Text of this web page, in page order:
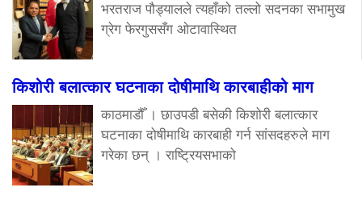
भरतराज पौड्यालले त्यहाँको तल्लो सदनका सभामुख
ग्रेग फेरगुससँग ओटावास्थित
किशोरी बलात्कार घटनाका दोषीमाथि कारबाहीको माग
काठमाडौँ । छाउपडी बसेकी किशोरी बलात्कार
घटनाका दोषीमाथि कारबाही गर्न सांसदहरुले माग
गरेका छन् । राष्ट्रियसभाको